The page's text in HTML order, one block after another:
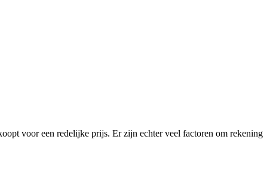
voor een redelijke prijs. Er zijn echter veel factoren om rekening